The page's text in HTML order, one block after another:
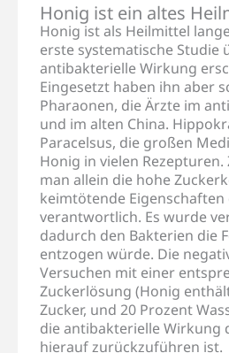
Honig ist ein altes
Honig ist als Heilmittel
erste systematische Studie
antibakterielle Wirkung
Eingesetzt haben ihn aber
Pharaonen, die Ärzte im
und im alten China.
Paracelsus, die großen
Honig in vielen
man allein die hohe
keimtötende Eigenschaften
verantwortlich. Es wurde
dadurch den Bakterien die
entzogen würde. Die
Versuchen mit einer
Zuckerlösung (Honig
Zucker, und 20 Prozent
die antibakterielle Wirkung
hierauf zurückzuführen ist.